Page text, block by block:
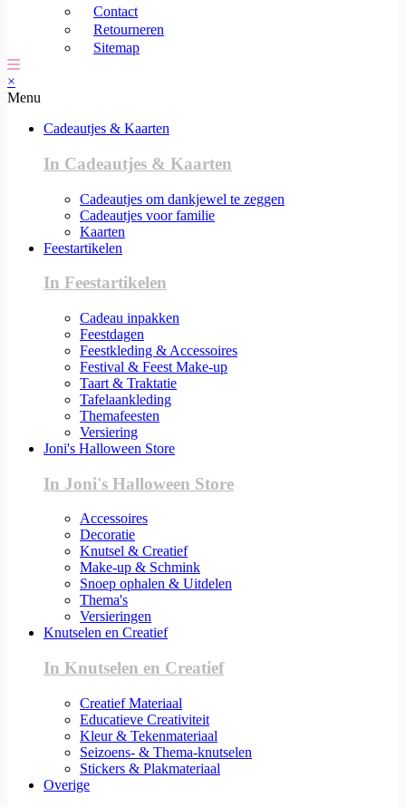
Contact
Retourneren
Sitemap
×
Menu
Cadeautjes & Kaarten
In Cadeautjes & Kaarten
Cadeautjes om dankjewel te zeggen
Cadeautjes voor familie
Kaarten
Feestartikelen
In Feestartikelen
Cadeau inpakken
Feestdagen
Feestkleding & Accessoires
Festival & Feest Make-up
Taart & Traktatie
Tafelaankleding
Themafeesten
Versiering
Joni's Halloween Store
In Joni's Halloween Store
Accessoires
Decoratie
Knutsel & Creatief
Make-up & Schmink
Snoep ophalen & Uitdelen
Thema's
Versieringen
Knutselen en Creatief
In Knutselen en Creatief
Creatief Materiaal
Educatieve Creativiteit
Kleur & Tekenmateriaal
Seizoens- & Thema-knutselen
Stickers & Plakmateriaal
Overige